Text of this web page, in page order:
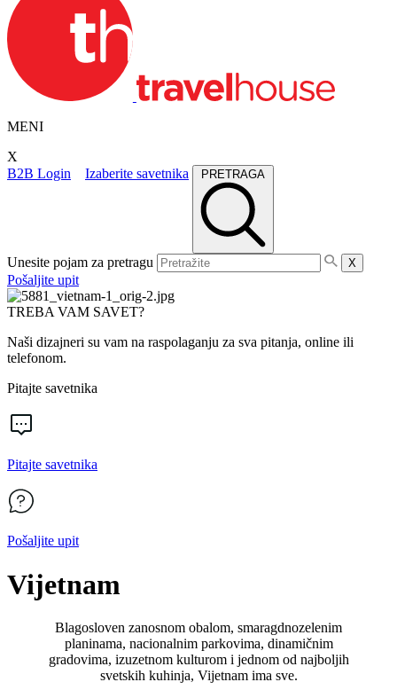
MENI
X
B2B Login
Izaberite savetnika PRETRAGA
Unesite pojam za pretragu X
Pošaljite upit
TREBA VAM SAVET?
Naši dizajneri su vam na raspolaganju za sva pitanja, online ili
telefonom.
Pitajte savetnika
Pitajte savetnika
Pošaljite upit
Vijetnam
Blagosloven zanosnom obalom, smaragdnozelenim
planinama, nacionalnim parkovima, dinamičnim
gradovima, izuzetnom kulturom i jednom od najboljih
svetskih kuhinja, Vijetnam ima sve.